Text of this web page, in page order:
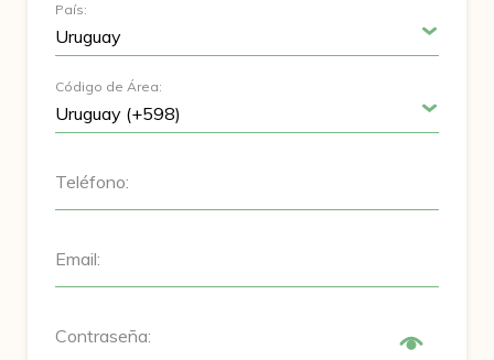
País:
Código de Área:
Teléfono:
Email:
Contraseña: